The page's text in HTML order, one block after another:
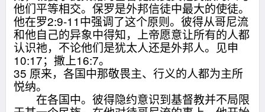
他们平等相交。保罗是外邦信徒中最大的使徒。
他在罗2:9-11中强调了这个原则。彼得从哥尼流
和他自己的异象中得知，上帝愿意让所有的人都
认识祂，不论他们是犹太人还是外邦人。见申
10:17；撒上16:7。
35 原来，各国中那敬畏主、行义的人都为主所
悦纳。
在各国中。彼得隐约意识到基督教并不局限